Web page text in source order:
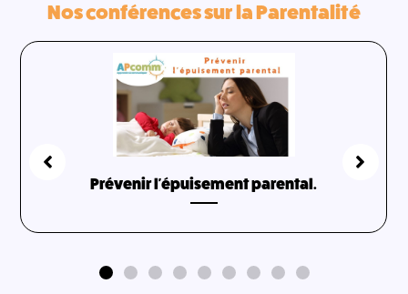
Nos conférences sur la Parentalité
Prévenir l'épuisement parental.